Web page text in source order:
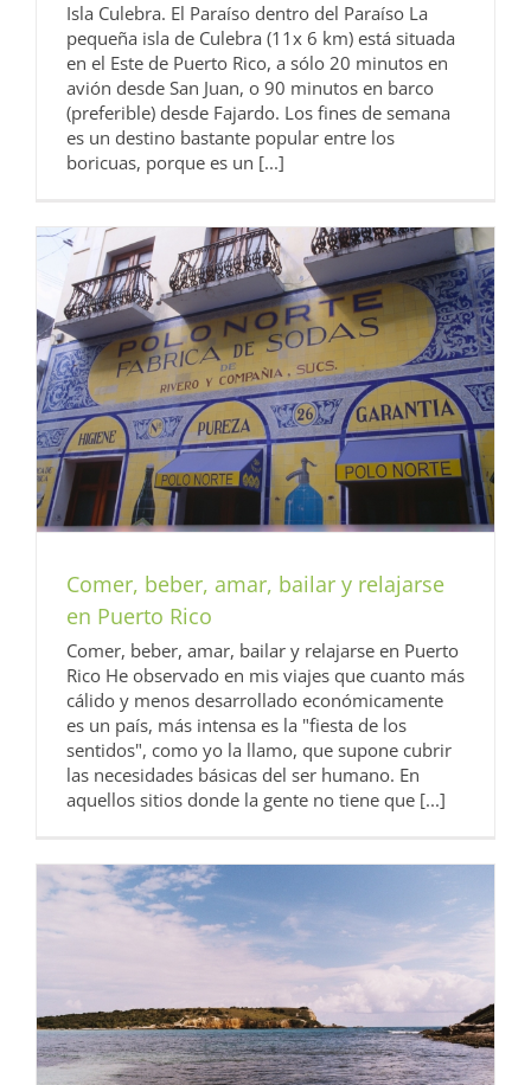
Isla Culebra. El Paraíso dentro del Paraíso La
pequeña isla de Culebra (11x 6 km) está situada
en el Este de Puerto Rico, a sólo 20 minutos en
avión desde San Juan, o 90 minutos en barco
(preferible) desde Fajardo. Los fines de semana
es un destino bastante popular entre los
boricuas, porque es un [...]
Comer, beber, amar, bailar y relajarse
en Puerto Rico
Comer, beber, amar, bailar y relajarse en Puerto
Rico He observado en mis viajes que cuanto más
cálido y menos desarrollado económicamente
es un país, más intensa es la "fiesta de los
sentidos", como yo la llamo, que supone cubrir
las necesidades básicas del ser humano. En
aquellos sitios donde la gente no tiene que [...]